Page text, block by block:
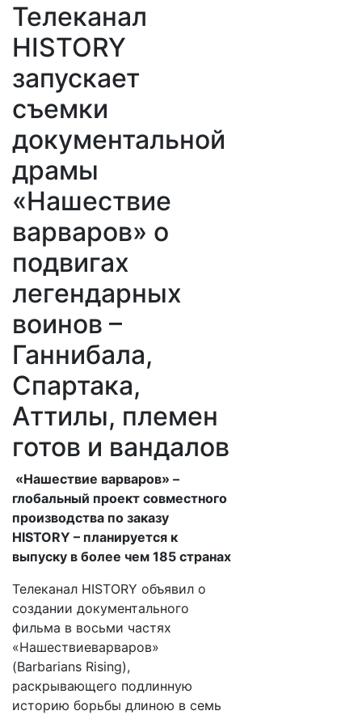
Телеканал
HISTORY
запускает
съемки
документальной
драмы
«Нашествие
варваров» о
подвигах
легендарных
воинов –
Ганнибала,
Спартака,
Аттилы, племен
готов и вандалов
«Нашествие варваров» –
глобальный проект совместного
производства по заказу
HISTORY – планируется к
выпуску в более чем 185 странах
Телеканал HISTORY объявил о
создании документального
фильма в восьми частях
«Нашествиеварваров»
(Barbarians Rising),
раскрывающего подлинную
историю борьбы длиною в семь